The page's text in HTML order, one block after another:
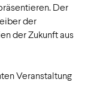
Der
der
der Zukunft aus
Veranstaltung